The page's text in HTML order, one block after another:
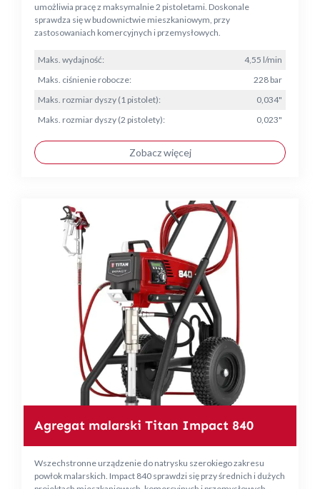
umożliwia pracę z maksymalnie 2 pistoletami. Doskonale
sprawdza się w budownictwie mieszkaniowym, przy
zastosowaniach komercyjnych i przemysłowych.
Maks. wydajność:
4,55 l/min
Maks. ciśnienie robocze:
228 bar
Maks. rozmiar dyszy (1 pistolet):
0,034"
Maks. rozmiar dyszy (2 pistolety):
0,023"
Zobacz więcej
Agregat malarski Titan Impact 840
Wszechstronne urządzenie do natrysku szerokiego zakresu
powłok malarskich. Impact 840 sprawdzi się przy średnich i dużych